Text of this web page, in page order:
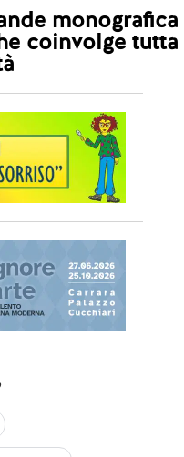
monografica
coinvolge tutta